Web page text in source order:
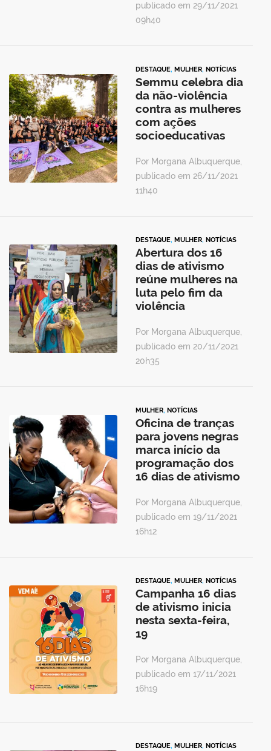
publicado em 29/11/2021
09h40
DESTAQUE, MULHER, NOTÍCIAS
Semmu celebra dia
da não-violência
contra as mulheres
com ações
socioeducativas
Por Morgana Albuquerque,
publicado em 26/11/2021
11h40
DESTAQUE, MULHER, NOTÍCIAS
Abertura dos 16
dias de ativismo
reúne mulheres na
luta pelo fim da
violência
Por Morgana Albuquerque,
publicado em 20/11/2021
20h35
MULHER, NOTÍCIAS
Oficina de tranças
para jovens negras
marca início da
programação dos
16 dias de ativismo
Por Morgana Albuquerque,
publicado em 19/11/2021
16h12
DESTAQUE, MULHER, NOTÍCIAS
Campanha 16 dias
de ativismo inicia
nesta sexta-feira,
19
Por Morgana Albuquerque,
publicado em 17/11/2021
16h19
DESTAQUE, MULHER, NOTÍCIAS